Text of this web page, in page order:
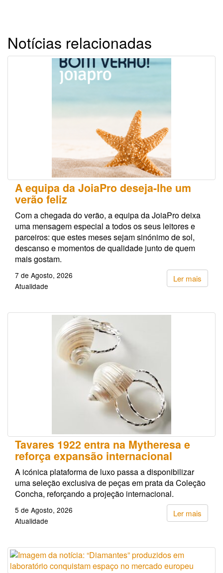
Notícias relacionadas
A equipa da JoiaPro deseja-lhe um
verão feliz
Com a chegada do verão, a equipa da JoiaPro deixa
uma mensagem especial a todos os seus leitores e
parceiros: que estes meses sejam sinónimo de sol,
descanso e momentos de qualidade junto de quem
mais gostam.
Ler mais
7 de Agosto, 2026
Atualidade
Tavares 1922 entra na Mytheresa e
reforça expansão internacional
A icónica plataforma de luxo passa a disponibilizar
uma seleção exclusiva de peças em prata da Coleção
Concha, reforçando a projeção internacional.
Ler mais
5 de Agosto, 2026
Atualidade